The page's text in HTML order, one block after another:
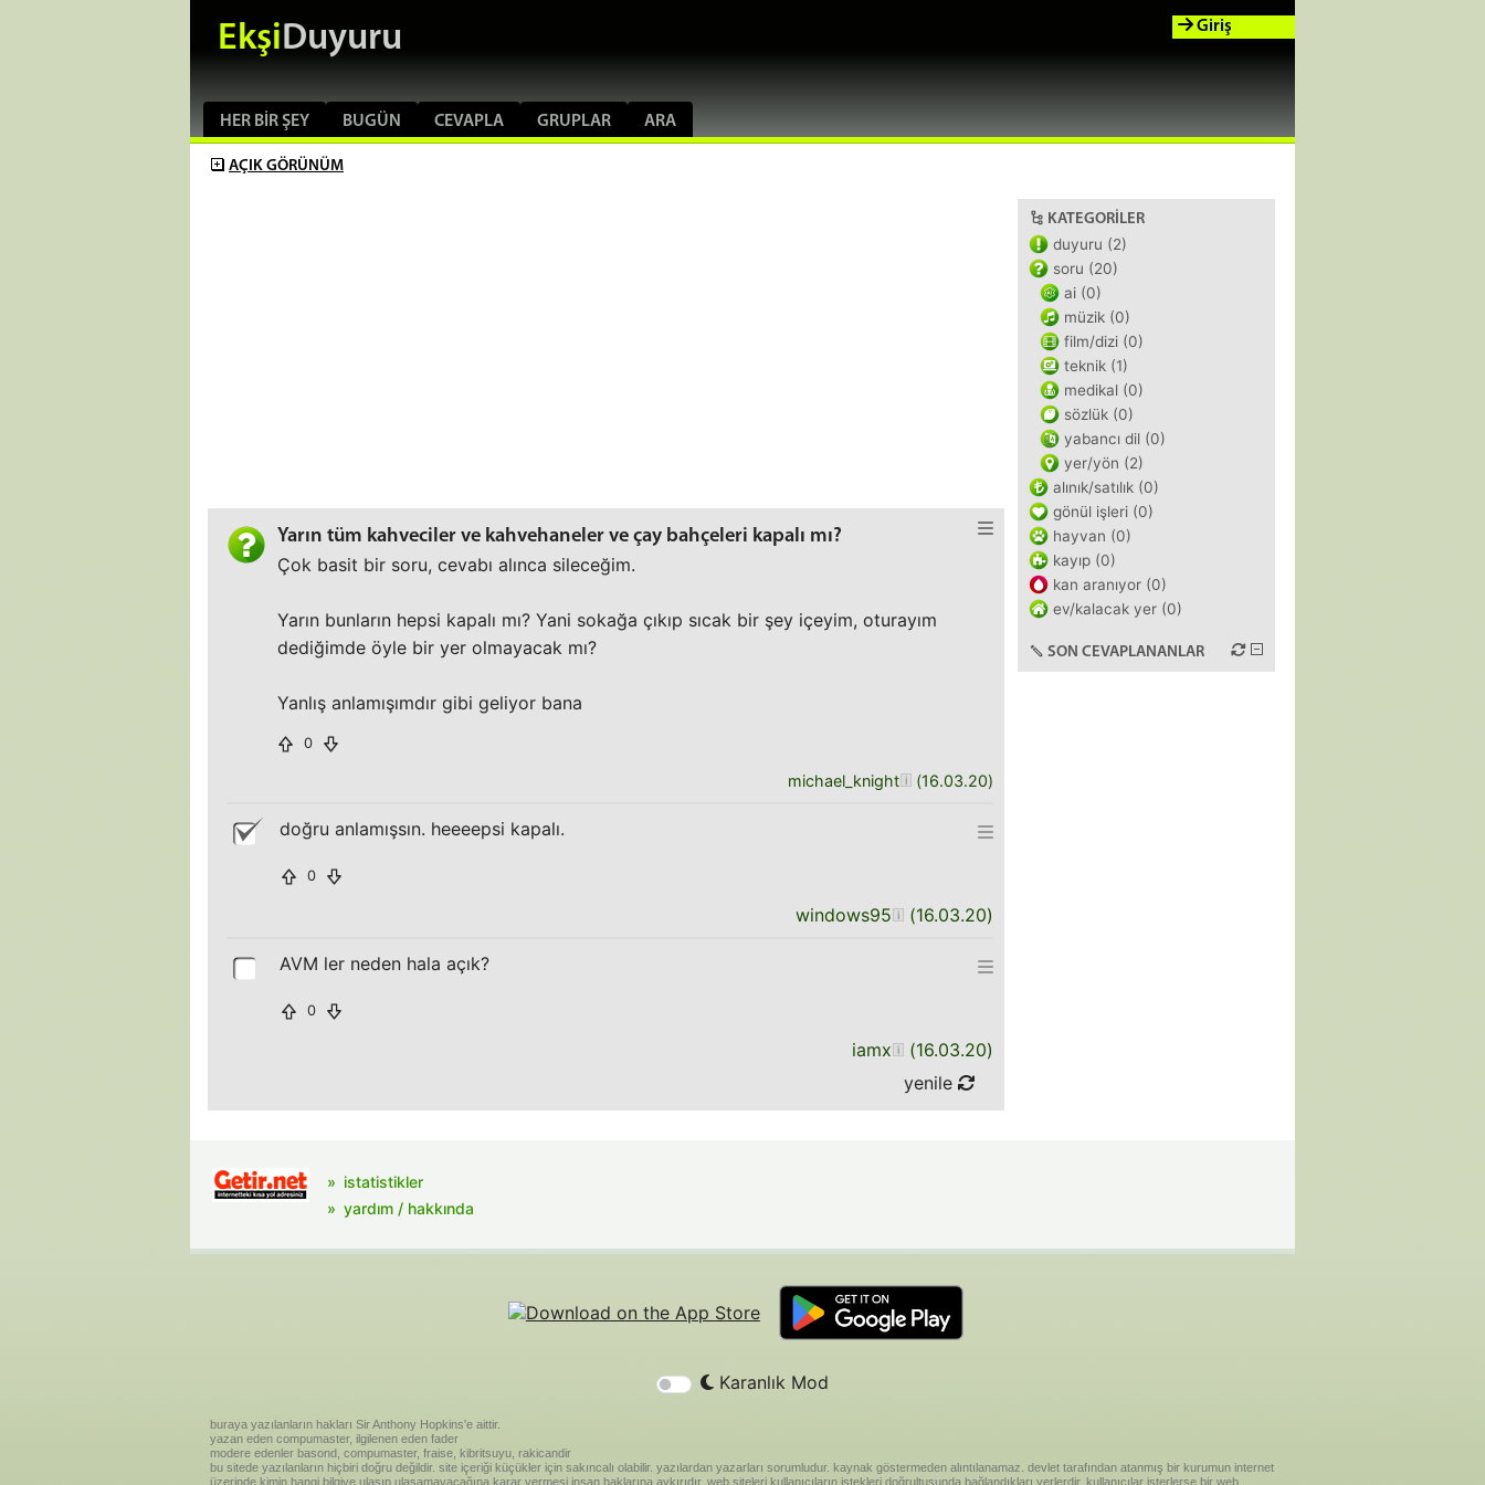
EkşiDuyuru
HER BIR ŞEY BUGÜN CEVAPLA GRUPLAR ARA
Giriş
AÇIK GÖRÜNÜM
Yarın tüm kahveciler ve kahvehaneler ve çay bahçeleri kapalı mı?
Çok basit bir soru, cevabı alınca sileceğim.
Yarın bunların hepsi kapalı mı? Yani sokağa çıkıp sıcak bir şey içeyim, oturayım
dediğimde öyle bir yer olmayacak mı?
Yanlış anlamışımdır gibi geliyor bana
0
michael_knight (16.03.20)
doğru anlamışsın. heeeepsi kapalı.
0
windows95 (16.03.20)
AVM ler neden hala açık?
0
iamx (16.03.20)
yenile
KATEGORILER
duyuru (2)
soru (20)
ai (0)
müzik (0)
film/dizi (0)
teknik (1)
medikal (0)
sözlük (0)
yabancı dil (0)
yer/yön (2)
alınık/satılık (0)
gönül işleri (0)
hayvan (0)
kayıp (0)
kan aranıyor (0)
ev/kalacak yer (0)
SON CEVAPLANANLAR
istatistikler
yardım / hakkında
Karanlık Mod
buraya yazılanların hakları Sir Anthony Hopkins'e aittir.
yazan eden compumaster, ilgilenen eden fader
modere edenler basond, compumaster, fraise, kibritsuyu, rakicandir
bu sitede yazılanların hiçbiri doğru değildir. site içeriği küçükler için sakıncalı olabilir. yazılardan yazarları sorumludur. kaynak göstermeden alıntılanamaz. devlet tarafından atanmış bir kurumun internet
üzerinde kimin hangi bilgiye ulaşıp ulaşamayacağına karar vermesi insan haklarına aykırıdır. web siteleri kullanıcıların istekleri doğrultusunda bağlandıkları yerlerdir. kullanıcılar isterlerse bir web